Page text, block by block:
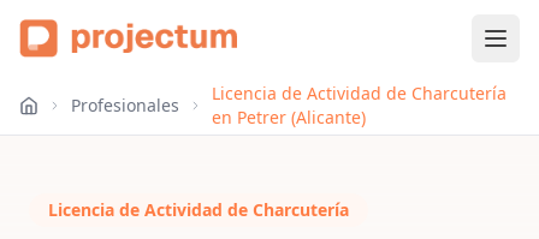
Profesionales
Licencia de Actividad de Charcutería
en Petrer (Alicante)
Licencia de Actividad de Charcutería